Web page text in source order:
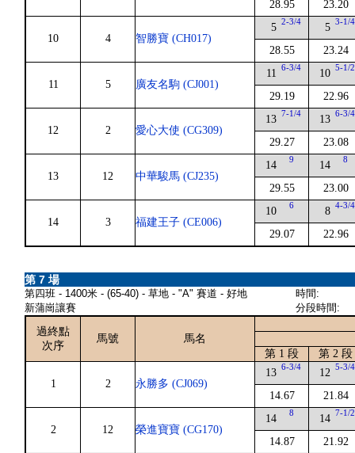
28.95 23.20
10 4 智勝寶 (CH017)
5 2-3/4
28.55
5 3-1/4
23.24
11 5 廣友名駒 (CJ001)
11 6-3/4
29.19
10 5-1/2
22.96
12 2 愛心大使 (CG309)
13 7-1/4
29.27
13 6-3/4
23.08
13 12 中華駿馬 (CJ235)
14 9
29.55
14 8
23.00
14 3 福建王子 (CE006)
10 6
29.07
8 4-3/4
22.96
第 7 場
第四班 - 1400米 - (65-40) - 草地 - "A" 賽道 - 好地
新蒲崗讓賽
時間:
分段時間:
過終點
次序
馬號
馬名
第 1 段
第 2 段
1 2 永勝多 (CJ069)
13 6-3/4
14.67
12 5-3/4
21.84
2 12 榮進寶寶 (CG170)
14 8
14.87
14 7-1/2
21.92